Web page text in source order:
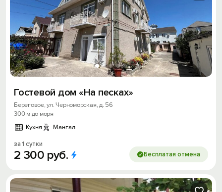
Гостевой дом «На песках»
Береговое, ул. Черноморская, д. 56
300 м до моря
Кухня
Мангал
за 1 сутки
2 300 руб. Бесплатая отмена